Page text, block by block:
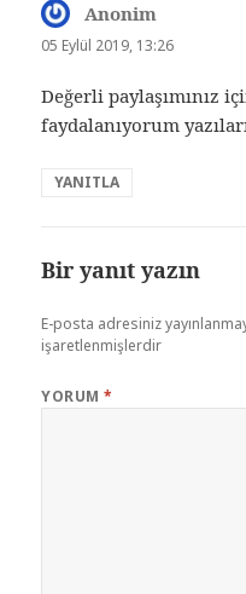
Anonim
ki:
05 Eylül 2019, 13:26
Değerli paylaşımınız
faydalanıyorum
YANITLA
Bir yanıt yazın
E-posta adresiniz
işaretlenmişlerdir
YORUM*